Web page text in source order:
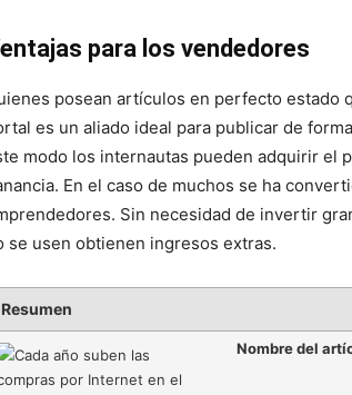
para los vendedores
posean artículos en perfecto estado
es un aliado ideal para publicar de
modo los internautas pueden adquirir el
En el caso de muchos se ha
Sin necesidad de invertir
se usen obtienen ingresos extras.
Resumen
Nombre del